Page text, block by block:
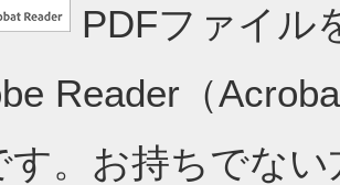
PDFファイル
Reader（
す。お持ちでな